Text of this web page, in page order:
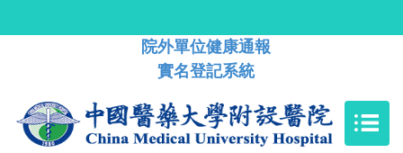
院外單位健康通報
實名登記系統